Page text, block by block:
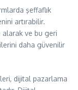
şeffaflık
artırabilir.
alarak ve bu geri
daha güvenilir
dijital pazarlama